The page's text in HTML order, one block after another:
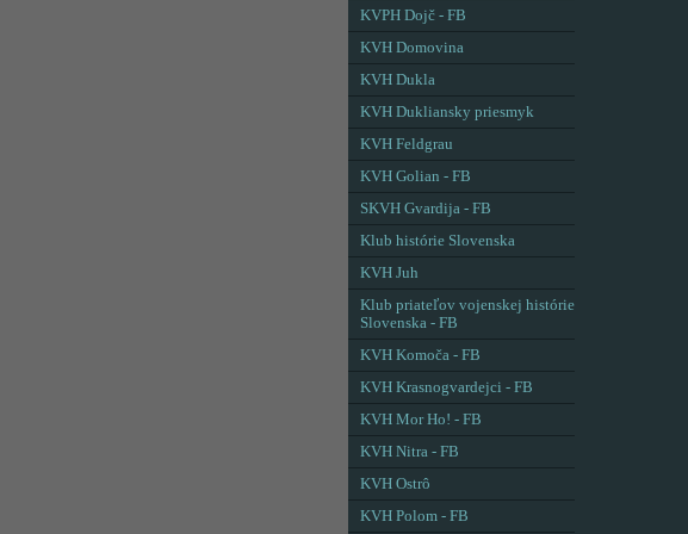
KVPH Dojč - FB
KVH Domovina
KVH Dukla
KVH Dukliansky priesmyk
KVH Feldgrau
KVH Golian - FB
SKVH Gvardija - FB
Klub histórie Slovenska
KVH Juh
Klub priateľov vojenskej histórie
Slovenska - FB
KVH Komoča - FB
KVH Krasnogvardejci - FB
KVH Mor Ho! - FB
KVH Nitra - FB
KVH Ostrô
KVH Polom - FB